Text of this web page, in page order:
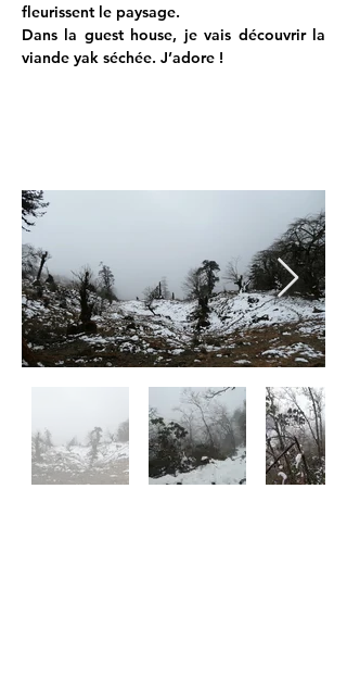
fleurissent le paysage.
Dans la guest house, je vais découvrir la
viande yak séchée. J’adore !